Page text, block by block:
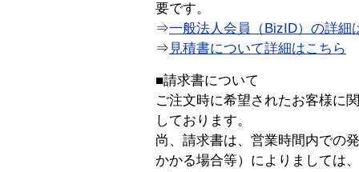
要です。
⇒一般法人会員（BizID）の詳細
⇒ 見積書について詳細はこちら
■請求書について
ご注文時に希望されたお客様に
しております。
尚、請求書は、営業時間内での
かかる場合等）によりましては